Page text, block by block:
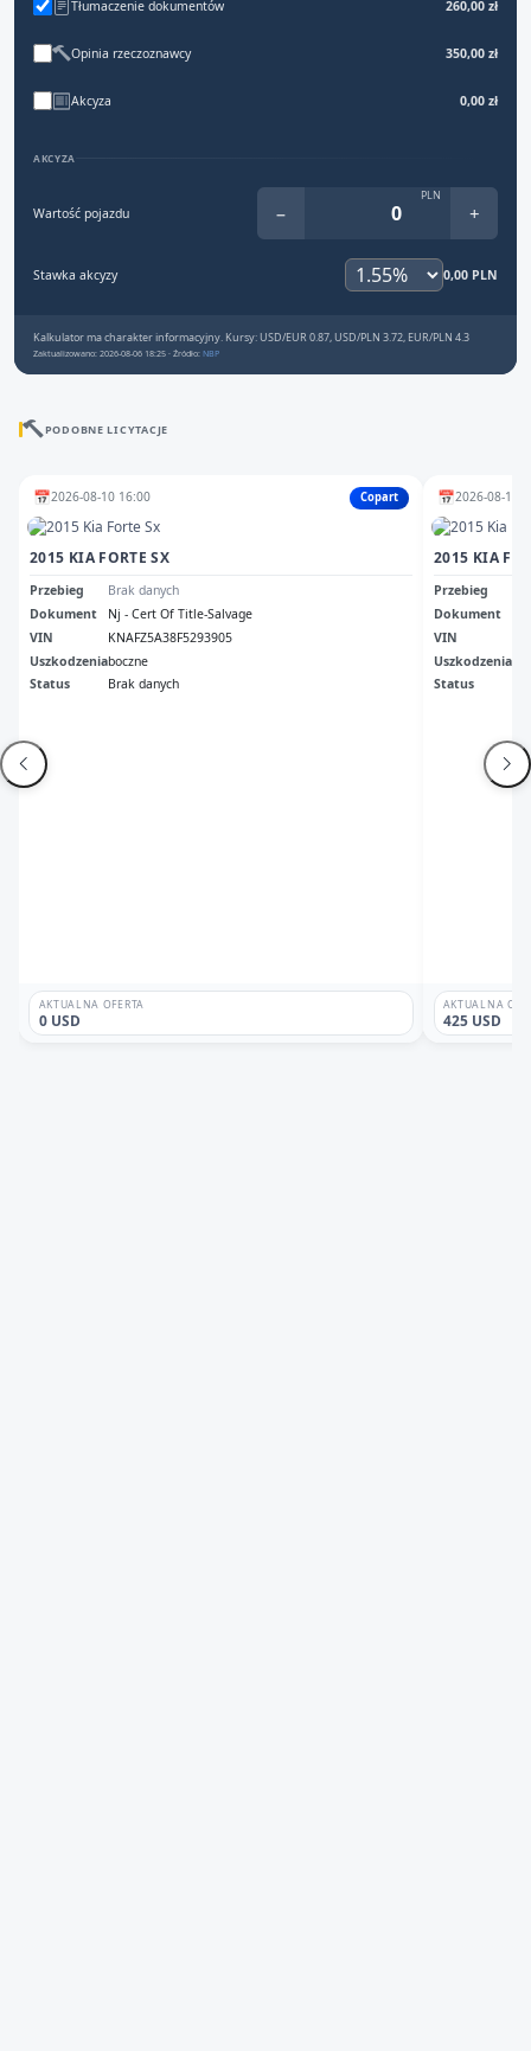
Tłumaczenie dokumentów 260,00 zł
Opinia rzeczoznawcy 350,00 zł
Akcyza 0,00 zł
AKCYZA
Wartość pojazdu −
PLN
+
Stawka akcyzy 0,00 PLN
Kalkulator ma charakter informacyjny. Kursy: USD/EUR 0.87, USD/PLN 3.72, EUR/PLN 4.3
Zaktualizowano: 2026-08-06 18:25 · Źródło: NBP
PODOBNE LICYTACJE
📅2026-08-10 16:00 Copart
2015 KIA FORTE SX
Przebieg
Brak danych
Dokument
Nj - Cert Of Title-Salvage
VIN
KNAFZ5A38F5293905
Uszkodzeniaboczne
Status
Brak danych
AKTUALNA OFERTA
0 USD
📅2026-08-13
2015 KIA
Przebieg
Dokument
VIN
Uszkodzenia
Status
AKTUALNA
425 USD